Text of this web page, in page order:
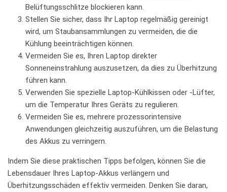
⁤Belüftungsschlitze blockieren kann.
Stellen ‍Sie‍ sicher, dass Ihr Laptop regelmäßig gereinigt
‍wird, ‍um⁣ Staubansammlungen zu⁣ vermeiden, ‌die die
Kühlung beeinträchtigen können.
Vermeiden ‍Sie es, Ihren Laptop direkter
Sonneneinstrahlung ​auszusetzen, ‍da dies zu ​Überhitzung⁤
führen kann.
Verwenden Sie spezielle‍ Laptop-Kühlkissen oder ‌-Lüfter,
um die Temperatur ⁢Ihres⁢ Geräts zu regulieren.
Vermeiden⁢ Sie‌ es, mehrere prozessorintensive
Anwendungen ⁤gleichzeitig ​auszuführen, ⁣um die Belastung
⁣des Akkus zu verringern.
Indem Sie diese praktischen⁣ Tipps ⁢befolgen, können Sie die
Lebensdauer Ihres Laptop-Akkus verlängern und
Überhitzungsschäden effektiv​ vermeiden. Denken​ Sie ⁣daran,